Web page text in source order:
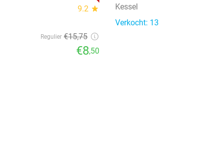
9.2 star
Regulier €15,75
€8,50
Kessel
Verkocht: 13